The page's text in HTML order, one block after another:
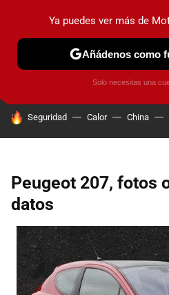
PRUEBAS COCHES
HOY SE HABLA DE
Seguridad Calor China
Peugeot 207, fotos
datos
Ya puedes ver más de
Añádenos como
Solo necesitas una